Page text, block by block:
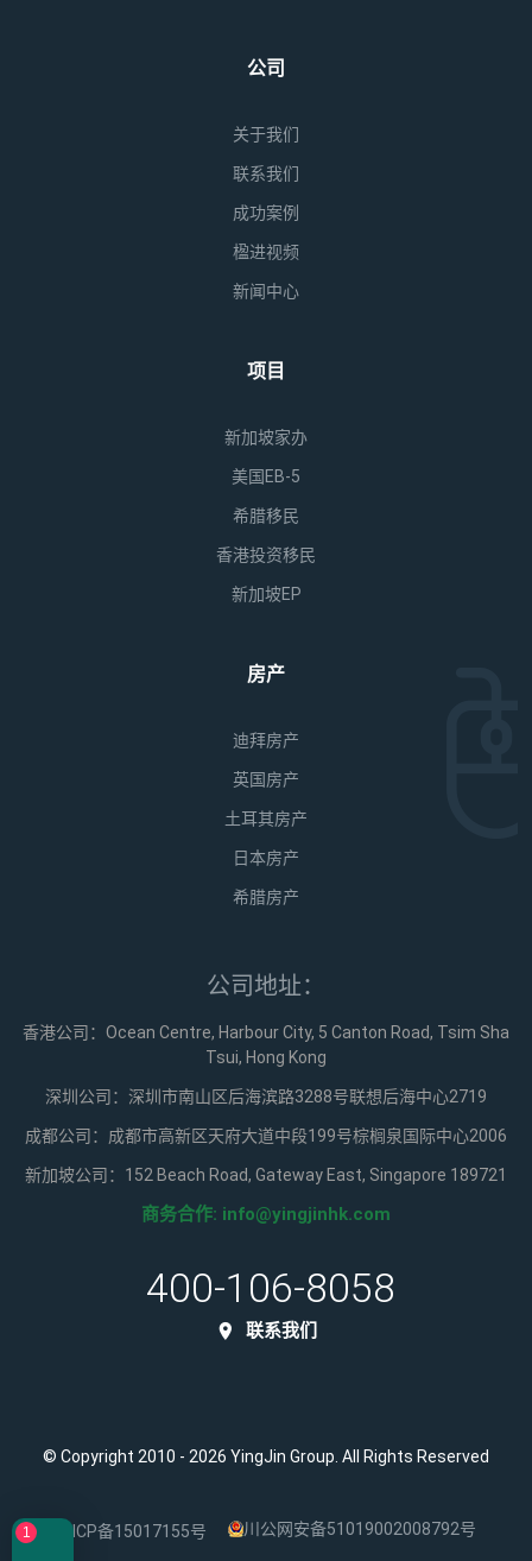
公司
关于我们
联系我们
成功案例
楹进视频
新闻中心
项目
新加坡家办
美国EB-5
希腊移民
香港投资移民
新加坡EP
房产
迪拜房产
英国房产
土耳其房产
日本房产
希腊房产
公司地址：
香港公司：Ocean Centre, Harbour City, 5 Canton Road, Tsim Sha
Tsui, Hong Kong
深圳公司：深圳市南山区后海滨路3288号联想后海中心2719
成都公司：成都市高新区天府大道中段199号棕榈泉国际中心2006
新加坡公司：152 Beach Road, Gateway East, Singapore 189721
商务合作: info@yingjinhk.com
400-106-8058
联系我们
© Copyright 2010 - 2026 YingJin Group. All Rights Reserved
蜀ICP备15017155号 川公网安备51019002008792号
1